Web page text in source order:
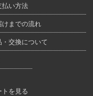
払い方法
けまでの流れ
・交換について
トを見る